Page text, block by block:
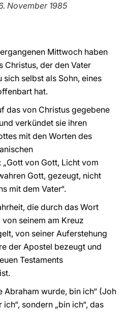
November 1985
Mittwoch haben
Christus, der den Vater
selbst als Sohn, eines
hat.
das von Christus gegebene
verkündet sie ihren
mit den Worten des
von Gott, Licht vom
Gott, gezeugt, nicht
mit dem Vater“.
die durch das Wort
seinem am Kreuz
von seiner Auferstehung
der Apostel bezeugt und
Testaments
Abraham wurde, bin ich“ (Joh
sondern „bin ich“, das